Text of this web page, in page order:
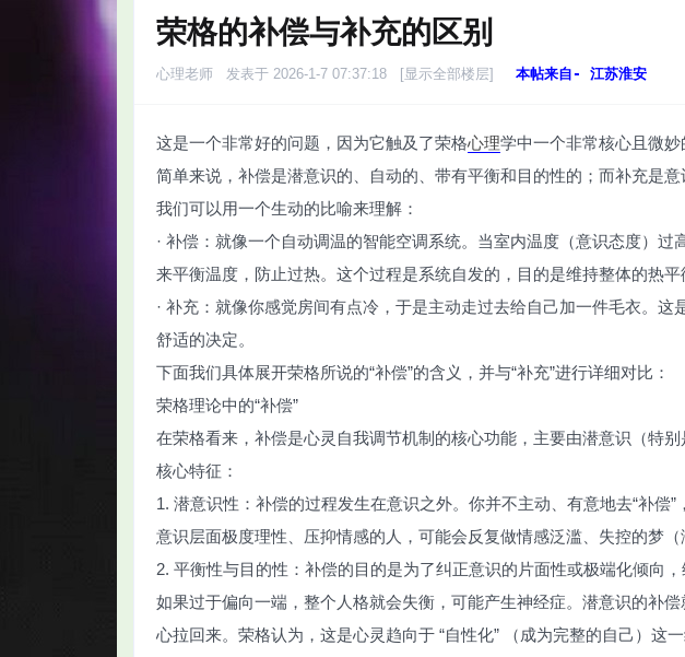
荣格的补偿与补充的区别
心理老师 发表于 2026-1-7 07:37:18 [显示全部楼层] 本帖来自- 江苏淮安
这是一个非常好的问题，因为它触及了荣格心理学中一个非常核心且微妙
简单来说，补偿是潜意识的、自动的、带有平衡和目的性的；而补充是意
我们可以用一个生动的比喻来理解：
· 补偿：就像一个自动调温的智能空调系统。当室内温度（意识态度）
来平衡温度，防止过热。这个过程是系统自发的，目的是维持整体的热平
· 补充：就像你感觉房间有点冷，于是主动走过去给自己加一件毛衣。这
舒适的决定。
下面我们具体展开荣格所说的“补偿”的含义，并与“补充”进行详细对比：
荣格理论中的“补偿”
在荣格看来，补偿是心灵自我调节机制的核心功能，主要由潜意识（特别
核心特征：
1. 潜意识性：补偿的过程发生在意识之外。你并不主动、有意地去“补偿
意识层面极度理性、压抑情感的人，可能会反复做情感泛滥、失控的梦（
2. 平衡性与目的性：补偿的目的是为了纠正意识的片面性或极端化倾向
如果过于偏向一端，整个人格就会失衡，可能产生神经症。潜意识的补偿
心拉回来。荣格认为，这是心灵趋向于 “自性化” （成为完整的自己）这